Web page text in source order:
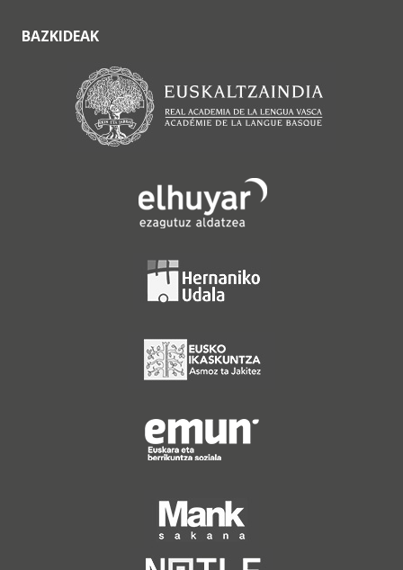
BAZKIDEAK